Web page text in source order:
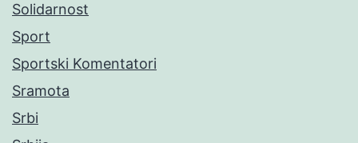
Solidarnost
Sport
Sportski Komentatori
Sramota
Srbi